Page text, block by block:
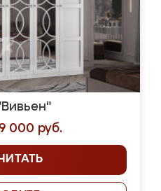
000 руб.